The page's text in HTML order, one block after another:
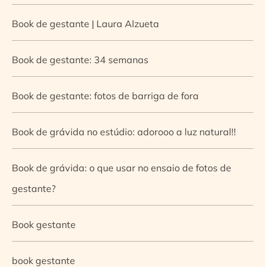
Book de gestante | Laura Alzueta
Book de gestante: 34 semanas
Book de gestante: fotos de barriga de fora
Book de grávida no estúdio: adorooo a luz natural!!
Book de grávida: o que usar no ensaio de fotos de
gestante?
Book gestante
book gestante